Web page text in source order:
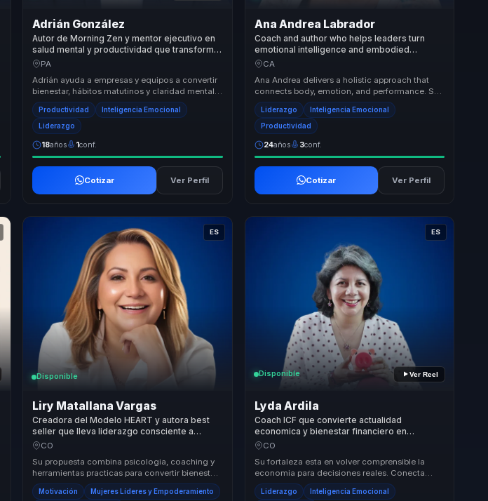
Adrián González
Autor de Morning Zen y mentor ejecutivo en
salud mental y productividad que transforma
hábitos matutinos en foco, energía y
PA
Adrián ayuda a empresas y equipos a convertir
bienestar, hábitos matutinos y claridad mental
en productividad sostenible. Su propuesta un...
Productividad Inteligencia Emocional
Liderazgo
18años 1conf.
Cotizar Ver Perfil
Ana Andrea Labrador
Coach and author who helps leaders turn
emotional intelligence and embodied
leadership into stronger communication,
CA
Ana Andrea delivers a holistic approach that
connects body, emotion, and performance. She
helps organizations improve relationships, rais...
Liderazgo Inteligencia Emocional
Productividad
24años 3conf.
Cotizar Ver Perfil
ES
Disponible
Liry Matallana Vargas
Creadora del Modelo HEART y autora best
seller que lleva liderazgo consciente a
lideres y equipos con confianza y bienestar.
CO
Su propuesta combina psicologia, coaching y
herramientas practicas para convertir bienestar
y conciencia en decisiones de liderazgo mas
c...Motivación Mujeres Líderes y Empoderamiento
ES
Disponible Ver Reel
Lyda Ardila
Coach ICF que convierte actualidad
economica y bienestar financiero en
decisiones claras y tranquilidad para equipos
CO
Su fortaleza esta en volver comprensible la
economia para decisiones reales. Conecta
coyuntura, bienestar financiero y habitos
cotidianos...
Liderazgo Inteligencia Emocional